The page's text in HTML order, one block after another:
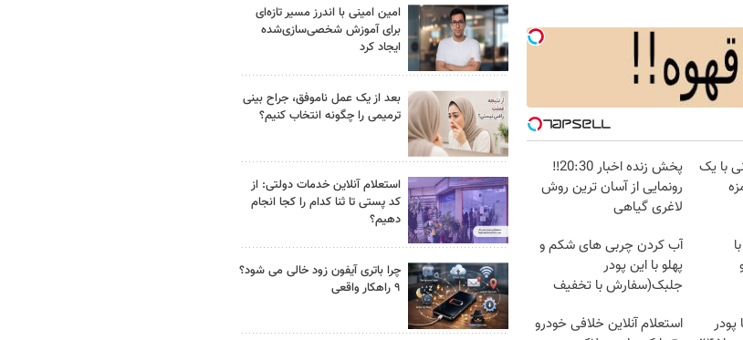
با یک
پخش زنده اخبار 20:30‼️
رونمایی از آسان ترین روش
لاغری گیاهی
دریافت خلافی۱۴۰۴ با
آب کردن چربی های شکم و
پهلو با این پودر
جلبک(سفارش با تخفیف
استعلام آنلاین خلافی خودرو
امین امینی با اندرز مسیر تازه‌ای
برای آموزش شخصی‌سازی‌شده
ایجاد کرد
بعد از یک عمل ناموفق، جراح بینی
ترمیمی را چگونه انتخاب کنیم؟
استعلام آنلاین خدمات دولتی: از
کد پستی تا ثنا کدام را کجا انجام
دهیم؟
چرا باتری آیفون زود خالی می شود؟
۹ راهکار واقعی